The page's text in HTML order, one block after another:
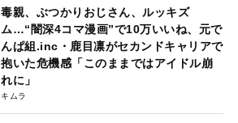
毒親、ぶつかりおじさん、ルッキズ
ム…“闇深4コマ漫画”で10万いいね、元で
んぱ組.inc・鹿目凛がセカンドキャリアで
抱いた危機感「このままではアイドル崩
れに」
キムラ